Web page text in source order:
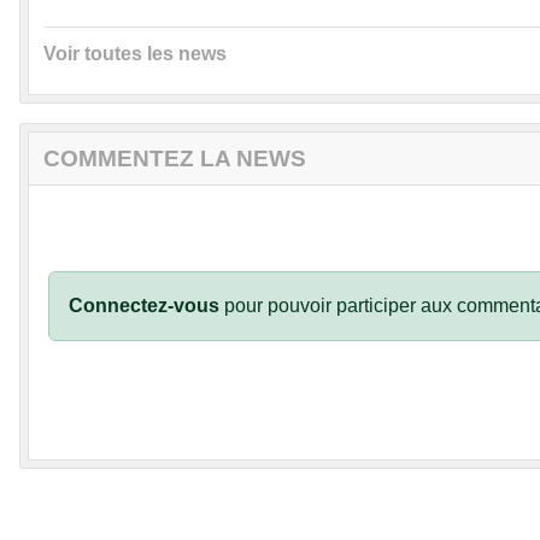
Voir toutes les news
COMMENTEZ LA NEWS
Connectez-vous pour pouvoir participer aux